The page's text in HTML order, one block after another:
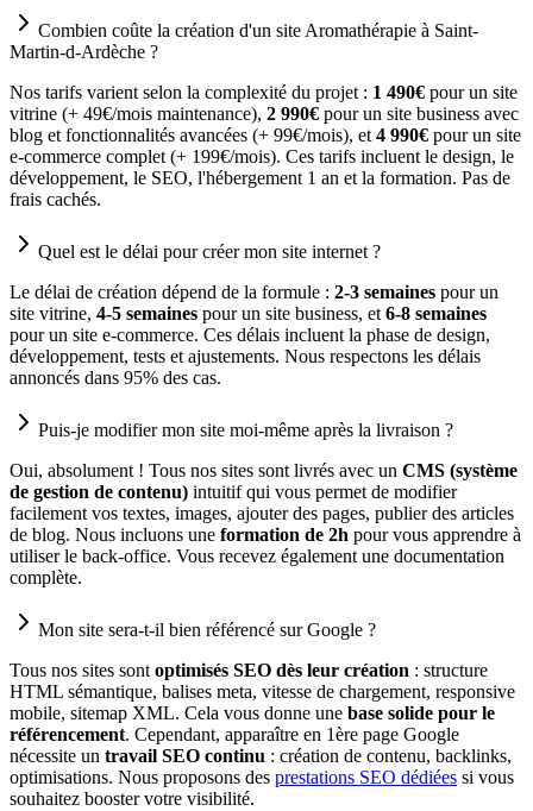
Combien coûte la création d'un site Aromathérapie à Saint-
Martin-d-Ardèche ?
Nos tarifs varient selon la complexité du projet : 1 490€ pour un site
vitrine (+ 49€/mois maintenance), 2 990€ pour un site business avec
blog et fonctionnalités avancées (+ 99€/mois), et 4 990€ pour un site
e-commerce complet (+ 199€/mois). Ces tarifs incluent le design, le
développement, le SEO, l'hébergement 1 an et la formation. Pas de
frais cachés.
Quel est le délai pour créer mon site internet ?
Le délai de création dépend de la formule : 2-3 semaines pour un
site vitrine, 4-5 semaines pour un site business, et 6-8 semaines
pour un site e-commerce. Ces délais incluent la phase de design,
développement, tests et ajustements. Nous respectons les délais
annoncés dans 95% des cas.
Puis-je modifier mon site moi-même après la livraison ?
Oui, absolument ! Tous nos sites sont livrés avec un CMS (système
de gestion de contenu) intuitif qui vous permet de modifier
facilement vos textes, images, ajouter des pages, publier des articles
de blog. Nous incluons une formation de 2h pour vous apprendre à
utiliser le back-office. Vous recevez également une documentation
complète.
Mon site sera-t-il bien référencé sur Google ?
Tous nos sites sont optimisés SEO dès leur création : structure
HTML sémantique, balises meta, vitesse de chargement, responsive
mobile, sitemap XML. Cela vous donne une base solide pour le
référencement. Cependant, apparaître en 1ère page Google
nécessite un travail SEO continu : création de contenu, backlinks,
optimisations. Nous proposons des prestations SEO dédiées si vous
souhaitez booster votre visibilité.